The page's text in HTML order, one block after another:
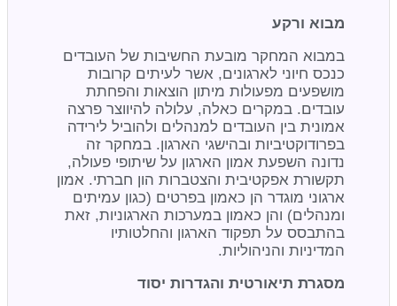
מבוא ורקע
במבוא המחקר מובעת החשיבות של העובדים
כנכס חיוני לארגונים, אשר לעיתים קרובות
מושפעים מפעולות מיתון הוצאות והפחתת
עובדים. במקרים כאלה, עלולה להיווצר פרצה
אמונית בין העובדים למנהלים ולהוביל לירידה
בפרודוקטיביות ובהישגי הארגון. במחקר זה
נדונה השפעת אמון הארגון על שיתופי פעולה,
תקשורת אפקטיבית והצטברות הון חברתי. אמון
ארגוני מוגדר הן כאמון בפרטים (כגון עמיתים
ומנהלים) והן כאמון במערכות הארגוניות, זאת
בהתבסס על תפקוד הארגון והחלטותיו
המדיניות והניהוליות.
מסגרת תיאורטית והגדרות יסוד